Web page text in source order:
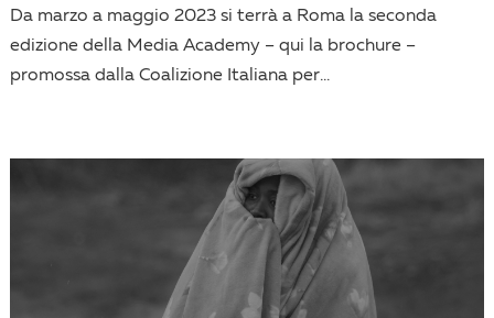
Da marzo a maggio 2023 si terrà a Roma la seconda
edizione della Media Academy – qui la brochure –
promossa dalla Coalizione Italiana per...